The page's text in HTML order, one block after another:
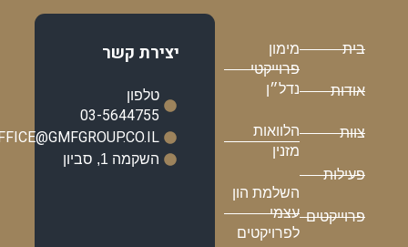
בית
אודות
צוות
פעילות
פרוייקטים
מימון
פרוייקטי
נדל״ן
הלוואות
מזנין
השלמת הון
עצמי
לפרויקטים
יצירת קשר
טלפון
03-5644755
OFFICE@GMFGROUP.CO.IL
השקמה 1, סביון